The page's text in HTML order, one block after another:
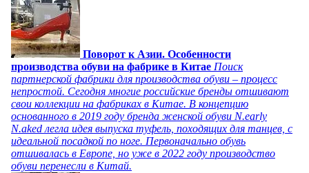
Поворот к Азии. Особенности
производства обуви на фабрике в Китае Поиск
партнерской фабрики для производства обуви – процесс
непростой. Сегодня многие российские бренды отшивают
свои коллекции на фабриках в Китае. В концепцию
основанного в 2019 году бренда женской обуви N.early
N.aked легла идея выпуска туфель, походящих для танцев, с
идеальной посадкой по ноге. Первоначально обувь
отшивалась в Европе, но уже в 2022 году производство
обуви перенесли в Китай.